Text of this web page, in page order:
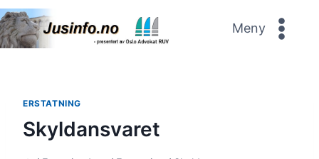
Skip
to
content
Meny
ERSTATNING
Skyldansvaret